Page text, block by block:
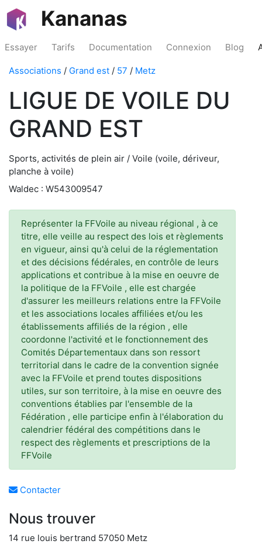
Kananas
Essayer Tarifs Documentation Connexion Blog
Associations / Grand est / 57 / Metz
LIGUE DE VOILE DU
GRAND EST
Sports, activités de plein air / Voile (voile, dériveur,
planche à voile)
Waldec : W543009547
Représenter la FFVoile au niveau régional , à ce
titre, elle veille au respect des lois et règlements
en vigueur, ainsi qu'à celui de la réglementation
et des décisions fédérales, en contrôle de leurs
applications et contribue à la mise en oeuvre de
la politique de la FFVoile , elle est chargée
d'assurer les meilleurs relations entre la FFVoile
et les associations locales affiliées et/ou les
établissements affiliés de la région , elle
coordonne l'activité et le fonctionnement des
Comités Départementaux dans son ressort
territorial dans le cadre de la convention signée
avec la FFVoile et prend toutes dispositions
utiles, sur son territoire, à la mise en oeuvre des
conventions établies par l'ensemble de la
Fédération , elle participe enfin à l'élaboration du
calendrier fédéral des compétitions dans le
respect des règlements et prescriptions de la
FFVoile
Contacter
Nous trouver
14 rue louis bertrand 57050 Metz